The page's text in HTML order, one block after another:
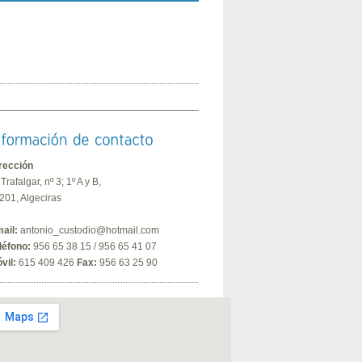
nº 3; 1º A y B,
Algeciras
antonio_custodio@hotmail.com
956 65 38 15 / 956 65 41 07
615 409 426 Fax: 956 63 25 90